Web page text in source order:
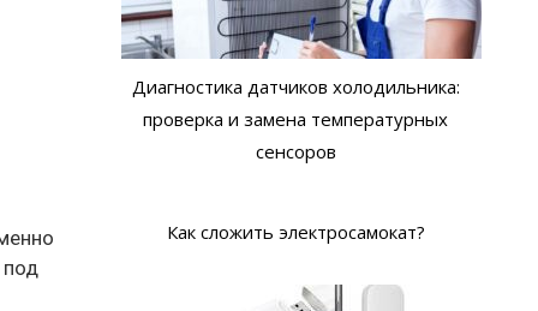
под
Диагностика датчиков холодильника:
проверка и замена температурных
сенсоров
Как сложить электросамокат?